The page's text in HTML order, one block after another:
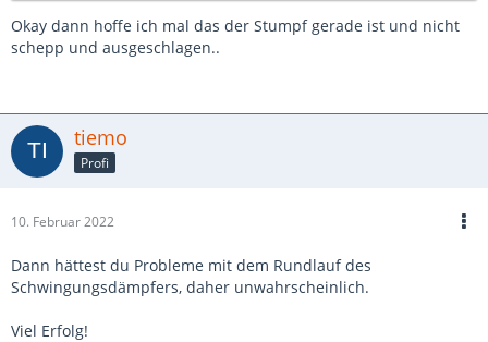
nicht zwangsläufig etwas planen
nein muß man nicht, es ging nur um das Foto vom
Grüße,
Okay dann hoffe ich mal das der Stumpf gerade ist und nicht
schepp und ausgeschlagen..
tiemo
Profi
10. Februar 2022
Dann hättest du Probleme mit dem Rundlauf des
Schwingungsdämpfers, daher unwahrscheinlich.
Viel Erfolg!